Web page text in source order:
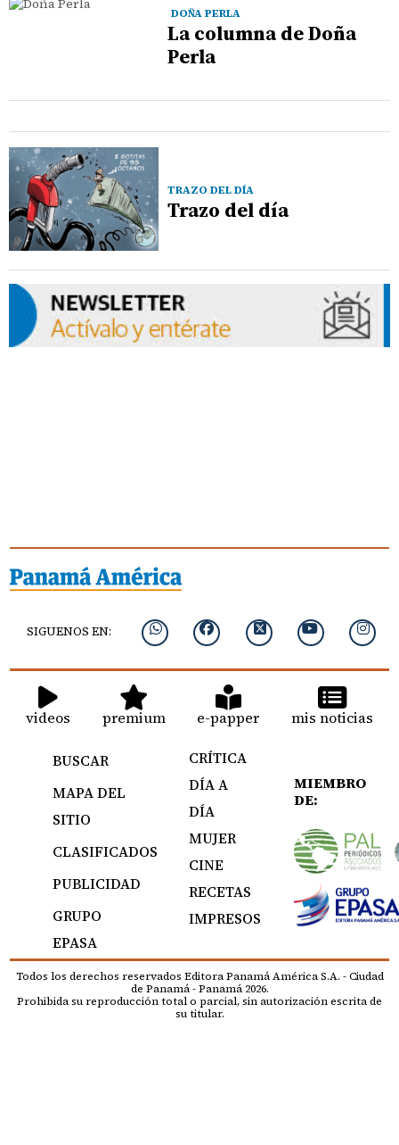
DOÑA PERLA
La columna de Doña
Perla
TRAZO DEL DÍA
Trazo del día
SIGUENOS EN:
videos premium e-papper mis noticias
BUSCAR
MAPA DEL
SITIO
CLASIFICADOS
PUBLICIDAD
GRUPO
EPASA
CRÍTICA
DÍA A
DÍA
MUJER
CINE
RECETAS
IMPRESOS
MIEMBRO
DE:
Todos los derechos reservados Editora Panamá América S.A. - Ciudad
de Panamá - Panamá 2026.
Prohibida su reproducción total o parcial, sin autorización escrita de
su titular.